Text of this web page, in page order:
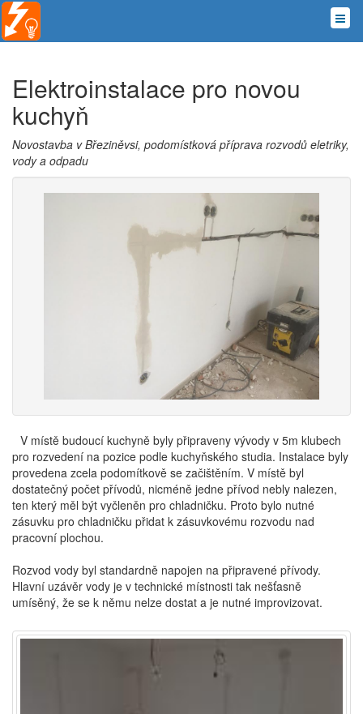
Elektroinstalace pro novou
kuchyň
Novostavba v Březiněvsi, podomístková příprava rozvodů eletriky,
vody a odpadu
V místě budoucí kuchyně byly připraveny vývody v 5m klubech
pro rozvedení na pozice podle kuchyňského studia. Instalace byly
provedena zcela podomítkově se začištěním. V místě byl
dostatečný počet přívodů, nicméně jedne přívod nebly nalezen,
ten který měl být vyčleněn pro chladničku. Proto bylo nutné
zásuvku pro chladničku přidat k zásuvkovému rozvodu nad
pracovní plochou.
Rozvod vody byl standardně napojen na připravené přívody.
Hlavní uzávěr vody je v technické místnosti tak nešťasně
umísěný, že se k němu nelze dostat a je nutné improvizovat.